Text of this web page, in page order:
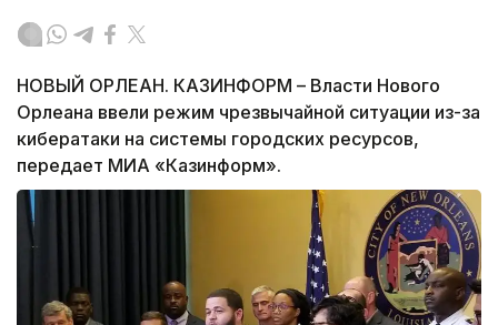
НОВЫЙ ОРЛЕАН. КАЗИНФОРМ – Власти Нового
Орлеана ввели режим чрезвычайной ситуации из-за
кибератаки на системы городских ресурсов,
передает МИА «Казинформ».